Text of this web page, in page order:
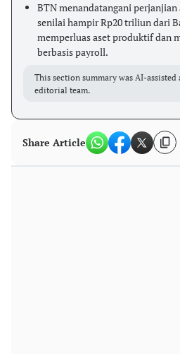
BTN menandatangani
senilai hampir Rp20 triliun dari
memperluas aset produktif dan
berbasis payroll.
This section summary was AI-
editorial team.
Share Article